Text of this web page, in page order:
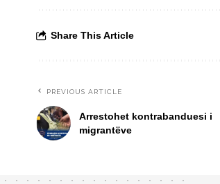
Share This Article
PREVIOUS ARTICLE
Arrestohet kontrabanduesi i
migrantëve